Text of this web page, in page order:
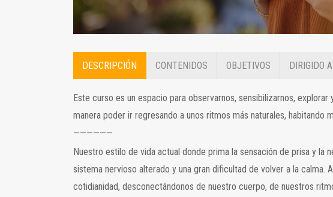
DESCRIPCIÓN CONTENIDOS OBJETIVOS DIRIGIDO A
Este curso es un espacio para observarnos, sensibilizarnos,
manera poder ir regresando a unos ritmos más naturales, habitando
——————
Nuestro estilo de vida actual donde prima la sensación de prisa y
sistema nervioso alterado y una gran dificultad de volver a la
cotidianidad, desconectándonos de nuestro cuerpo, de nuestros